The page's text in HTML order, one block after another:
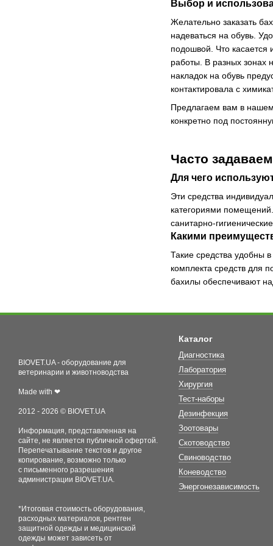
Выбор и
Желательно заказать
надеваться на обувь.
подошвой. Что касается
работы. В разных зонах
накладок на обувь
контактировала с
Предлагаем вам в
конкретно под
Часто
Для чего
Эти средства
категориями
санитарно-
Какими
Такие средства удобны
комплекта средств для
бахилы обеспечивают
BIOVET.UA - оборудование для
ветеринарии и животноводства
Made with ❤
2012 - 2026 © BIOVET.UA
Информация, представленная на
сайте, не является публичной офертой.
Перепечатывание текстов и другое
копирование, возможно только
с письменного разрешения
администрации BIOVET.UA.
*Итоговая стоимость оборудования,
расходных материалов, рентген
защитной одежды и медицинской
одежды может зависеть от
Каталог
Диагностика
Лаборатория
Хирургия
Тест-наборы
Дезинфекция
Зоотовары
Скотоводство
Свиноводство
Коневодство
Энергонезависимость